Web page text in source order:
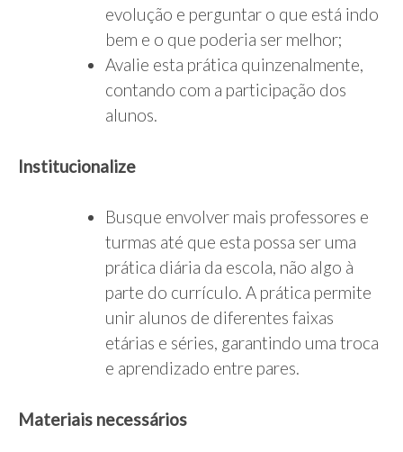
evolução e perguntar o que está indo
bem e o que poderia ser melhor;
Avalie esta prática quinzenalmente,
contando com a participação dos
alunos.
Institucionalize
Busque envolver mais professores e
turmas até que esta possa ser uma
prática diária da escola, não algo à
parte do currículo. A prática permite
unir alunos de diferentes faixas
etárias e séries, garantindo uma troca
e aprendizado entre pares.
Materiais necessários